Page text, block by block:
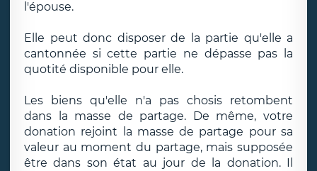
l'épouse.
Elle peut donc disposer de la partie qu'elle a
cantonnée si cette partie ne dépasse pas la
quotité disponible pour elle.
Les biens qu'elle n'a pas chosis retombent
dans la masse de partage. De même, votre
donation rejoint la masse de partage pour sa
valeur au moment du partage, mais supposée
être dans son état au jour de la donation. Il